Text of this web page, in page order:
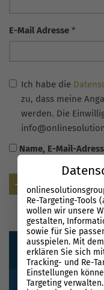
E-Mail Adresse *
Ich habe die
zu, dass meine
werden. Die
Name, E-Mail-
für meinen
Senden
Re-Targeting-Tools
wollen wir unsere
gestalten,
sowie für Sie
ausspielen. Mit
erklären Sie sich
Tracking- und Re-
Einstellungen
Targeting